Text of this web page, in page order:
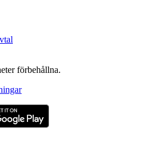
förbehållna.